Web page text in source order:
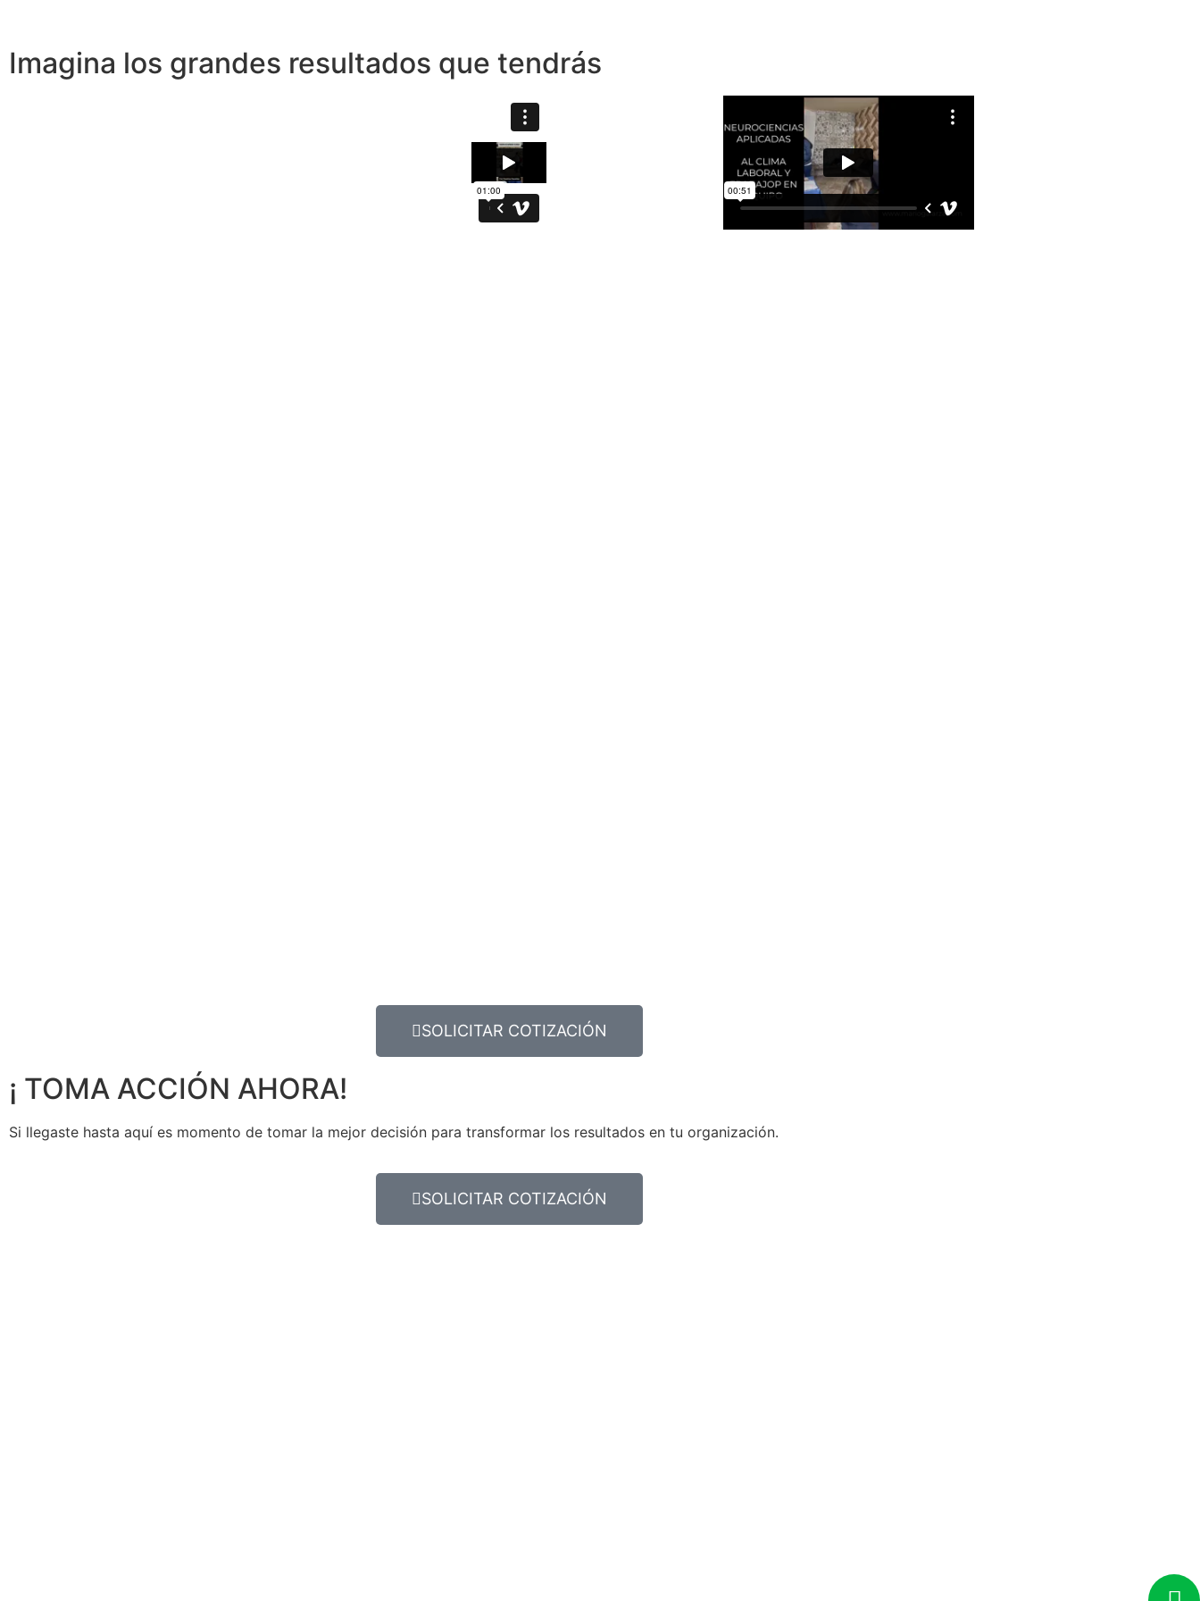
Imagina los grandes resultados que tendrás
SOLICITAR COTIZACIÓN
¡ TOMA ACCIÓN AHORA!
Si llegaste hasta aquí es momento de tomar la mejor decisión para transformar los resultados en tu organización.
SOLICITAR COTIZACIÓN